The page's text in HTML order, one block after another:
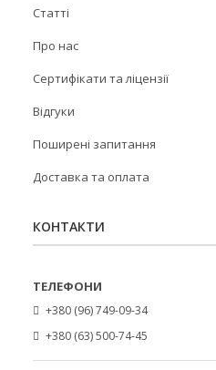
Статті
Про нас
Сертифікати та ліцензії
Відгуки
Поширені запитання
Доставка та оплата
КОНТАКТИ
+380 (96) 749-09-34
+380 (63) 500-74-45